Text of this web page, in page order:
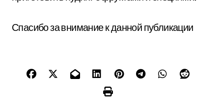
Спасибо за внимание к данной публикации